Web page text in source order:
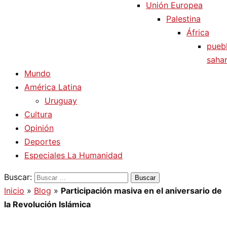
Unión Europea
Palestina
África
Mundo
América Latina
Uruguay
Cultura
Opinión
Deportes
Especiales La Humanidad
Buscar:
Inicio » Blog » Participación masiva en el aniversario de
la Revolución Islámica